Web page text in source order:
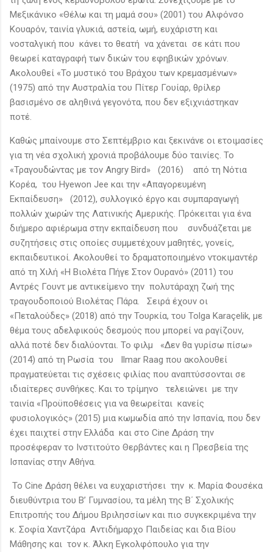
Μεξικάνικο «Θέλω και τη μαμά σου» (2001) του Αλφόνσο
Κουαρόν, ταινία γλυκιά, αστεία, ωμή, ευχάριστη και
νοσταλγική που κάνει το θεατή να χάνεται σε κάτι που
θεωρεί καταγραφή των δικών του εφηβικών χρόνων.
Ακολουθεί «Το μυστικό του Βράχου των κρεμασμένων»
(1975) από την Αυστραλία του Πίτερ Γουίαρ, θρίλερ
βασισμένο σε αληθινά γεγονότα, που δεν εξιχνιάστηκαν
ποτέ.
Καθώς μπαίνουμε στο Σεπτέμβριο και ξεκινάνε οι ετοιμασίες
για τη νέα σχολική χρονιά προβάλουμε δύο ταινίες. Το
«Τραγουδώντας με τον Angry Bird» (2016) από τη Νότια
Κορέα, του Hyewon Jee και την «Απαγορευμένη
Εκπαίδευση» (2012), συλλογικό έργο και συμπαραγωγή
πολλών χωρών της Λατινικής Αμερικής. Πρόκειται για ένα
διήμερο αφιέρωμα στην εκπαίδευση που συνδυάζεται με
συζητήσεις στις οποίες συμμετέχουν μαθητές, γονείς,
εκπαιδευτικοί. Ακολουθεί το δραματοποιημένο ντοκιμαντέρ
από τη Χιλή «Η Βιολέτα Πήγε Στον Ουρανό» (2011) του
Αντρές Γουντ με αντικείμενο την πολυτάραχη ζωή της
τραγουδοποιού Βιολέτας Πάρα. Σειρά έχουν οι
«Πεταλούδες» (2018) από την Τουρκία, του Tolga Karaçelik, με
θέμα τους αδελφικούς δεσμούς που μπορεί να ραγίζουν,
αλλά ποτέ δεν διαλύονται. Το φιλμ «Δεν θα γυρίσω πίσω»
(2014) από τη Ρωσία του Ilmar Raag που ακολουθεί
πραγματεύεται τις σχέσεις φιλίας που αναπτύσσονται σε
ιδιαίτερες συνθήκες. Και το τρίμηνο τελειώνει με την
ταινία «Προϋποθέσεις για να θεωρείται κανείς
φυσιολογικός» (2015) μια κωμωδία από την Ισπανία, που δεν
έχει παιχτεί στην Ελλάδα και στο Cine Δράση την
προσέφεραν το Ινστιτούτο Θερβάντες και η Πρεσβεία της
Ισπανίας στην Αθήνα.
Το Cine Δράση θέλει να ευχαριστήσει την κ. Μαρία Φουσέκα
διευθύντρια του Β’ Γυμνασίου, τα μέλη της Β΄ Σχολικής
Επιτροπής του Δήμου Βριλησσίων και πιο συγκεκριμένα την
κ. Σοφία Χαντζάρα Αντιδήμαρχο Παιδείας και δια Βίου
Μάθησης και τον κ. Άλκη Εγκολφόπουλο για την